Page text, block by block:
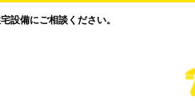
設備にご相談ください。